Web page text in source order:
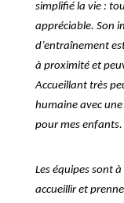
simplifié la vie :
appréciable. Son
d’entraînement
à proximité et
Accueillant très
humaine avec
pour mes enfants.
Les équipes sont
accueillir et